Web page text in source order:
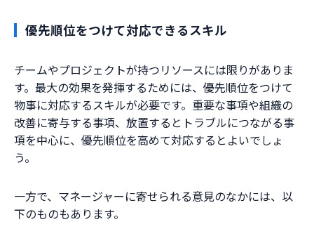
優先順位をつけて対応できるスキル
チームやプロジェクトが持つリソースには限りがありま
す。最大の効果を発揮するためには、優先順位をつけて
物事に対応するスキルが必要です。重要な事項や組織の
改善に寄与する事項、放置するとトラブルにつながる事
項を中心に、優先順位を高めて対応するとよいでしょ
う。
一方で、マネージャーに寄せられる意見のなかには、以
下のものもあります。